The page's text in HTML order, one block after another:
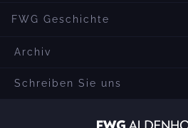
FWG Geschichte
Archiv
Schreiben Sie uns